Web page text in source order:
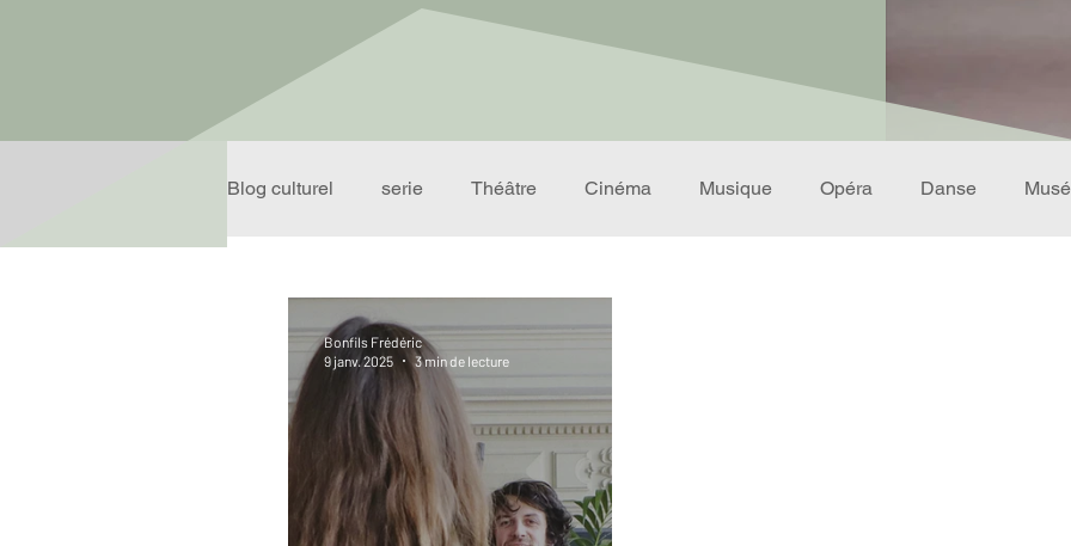
Blog culturel serie Théâtre Cinéma Musique Opéra Danse
Performance Rire
Événement Validé par Romane. Spécial Famille
Bonfils Frédéric
9 janv. 2025
3 min de lecture